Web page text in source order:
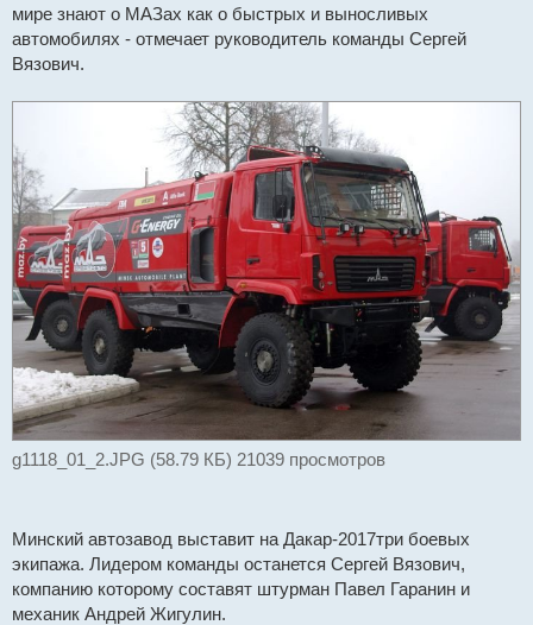
мире знают о МАЗах как о быстрых и выносливых
автомобилях - отмечает руководитель команды Сергей
Вязович.
g1118_01_2.JPG (58.79 КБ) 21039 просмотров
Минский автозавод выставит на Дакар-2017три боевых
экипажа. Лидером команды останется Сергей Вязович,
компанию которому составят штурман Павел Гаранин и
механик Андрей Жигулин.